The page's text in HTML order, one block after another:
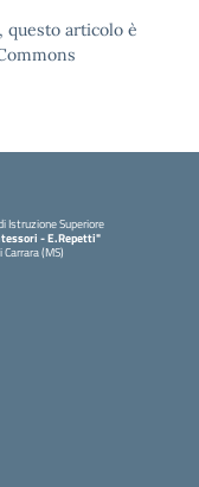
questo articolo è
Istruzione Superiore
- E.Repetti"
(MS)